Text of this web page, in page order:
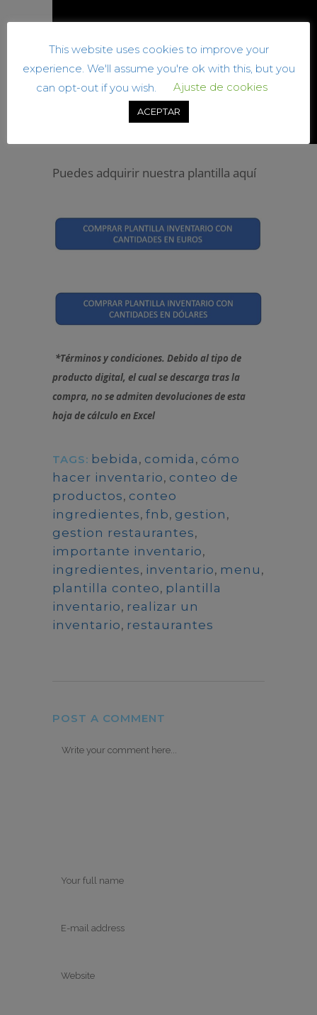
Puedes adquirir nuestra plantilla aquí
*Términos y condiciones. Debido al tipo de
producto digital, el cual se descarga tras la
compra, no se admiten devoluciones de esta
hoja de cálculo en Excel
TAGS: bebida , comida , cómo
hacer inventario, conteo de
productos, conteo
ingredientes, fnb, gestion ,
gestion restaurantes,
importante inventario,
ingredientes, inventario, menu ,
plantilla conteo, plantilla
inventario, realizar un
inventario, restaurantes
POST A COMMENT
This website uses cookies to improve your
experience. We'll assume you're ok with this, but you
can opt-out if you wish.
Ajuste de cookies
ACEPTAR